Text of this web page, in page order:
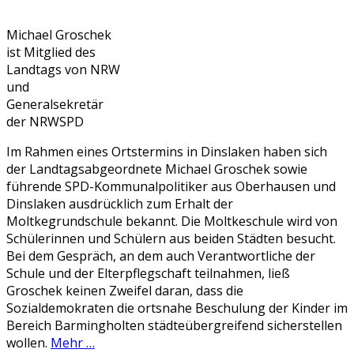
Michael Groschek
ist Mitglied des
Landtags von NRW
und
Generalsekretär
der NRWSPD
Im Rahmen eines Ortstermins in Dinslaken haben sich
der Landtagsabgeordnete Michael Groschek sowie
führende SPD-Kommunalpolitiker aus Oberhausen und
Dinslaken ausdrücklich zum Erhalt der
Moltkegrundschule bekannt. Die Moltkeschule wird von
Schülerinnen und Schülern aus beiden Städten besucht.
Bei dem Gespräch, an dem auch Verantwortliche der
Schule und der Elterpflegschaft teilnahmen, ließ
Groschek keinen Zweifel daran, dass die
Sozialdemokraten die ortsnahe Beschulung der Kinder im
Bereich Barmingholten städteübergreifend sicherstellen
wollen. Mehr …